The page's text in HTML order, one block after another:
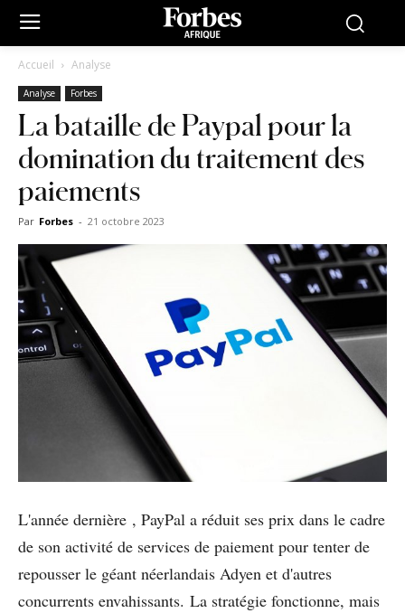
Accueil Analyse
Analyse Forbes
La bataille de Paypal pour la
domination du traitement des
paiements
Par Forbes - 21 octobre 2023
L'année dernière , PayPal a réduit ses prix dans le cadre
de son activité de services de paiement pour tenter de
repousser le géant néerlandais Adyen et d'autres
concurrents envahissants. La stratégie fonctionne, mais